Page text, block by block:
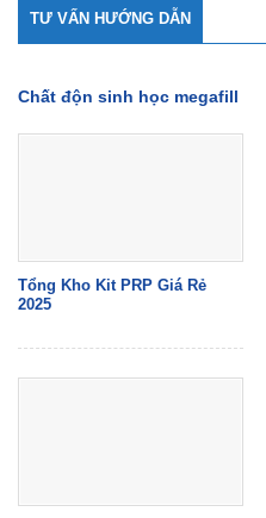
TƯ VẤN HƯỚNG DẪN
Chất độn sinh học megafill
Tổng Kho Kit PRP Giá Rẻ
2025